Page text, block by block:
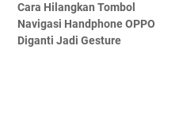
Cara Hilangkan Tombol
Navigasi Handphone OPPO
Diganti Jadi Gesture